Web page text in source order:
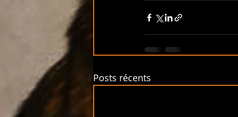
Posts récents